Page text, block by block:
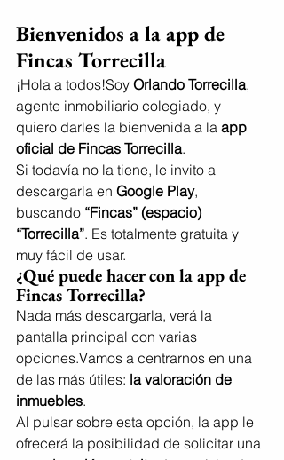
Bienvenidos a la app de
Fincas Torrecilla
¡Hola a todos!Soy Orlando Torrecilla,
agente inmobiliario colegiado, y
quiero darles la bienvenida a la app
oficial de Fincas Torrecilla.
Si todavía no la tiene, le invito a
descargarla en Google Play,
buscando “Fincas” (espacio)
“Torrecilla”. Es totalmente gratuita y
muy fácil de usar.
¿Qué puede hacer con la app de
Fincas Torrecilla?
Nada más descargarla, verá la
pantalla principal con varias
opciones.Vamos a centrarnos en una
de las más útiles: la valoración de
inmuebles.
Al pulsar sobre esta opción, la app le
ofrecerá la posibilidad de solicitar una